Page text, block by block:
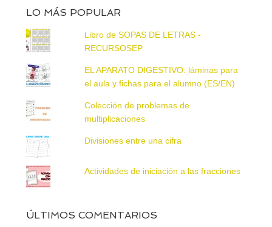
LO MÁS POPULAR
Libro de SOPAS DE LETRAS -
RECURSOSEP
EL APARATO DIGESTIVO: láminas para
el aula y fichas para el alumno (ES/EN)
Colección de problemas de
multiplicaciones
Divisiones entre una cifra
Actividades de iniciación a las fracciones
ÚLTIMOS COMENTARIOS